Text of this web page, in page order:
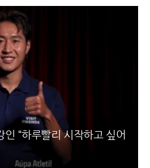
인 “하루빨리 시작하고 싶어